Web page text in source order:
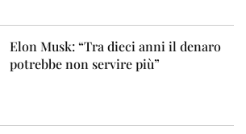
Elon Musk: “Tra dieci anni il denaro
potrebbe non servire più”